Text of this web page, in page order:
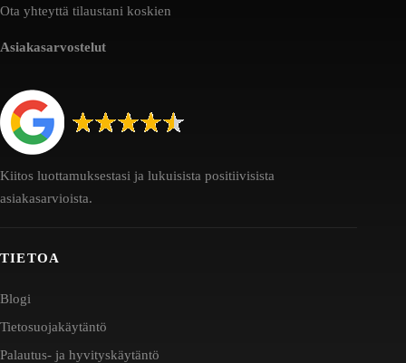
Ota yhteyttä tilaustani koskien
Asiakasarvostelut
Kiitos luottamuksestasi ja lukuisista positiivisista
asiakasarvioista.
TIETOA
Blogi
Tietosuojakäytäntö
Palautus- ja hyvityskäytäntö